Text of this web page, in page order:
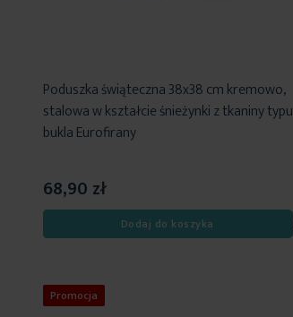
Poduszka świąteczna 38x38 cm kremowo,
stalowa w kształcie śnieżynki z tkaniny typu
bukla Eurofirany
68,90 zł
Dodaj do koszyka
Promocja